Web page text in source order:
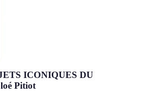
ICONIQUES DU
Pitiot